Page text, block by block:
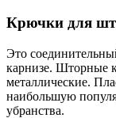
Крючки для
Это
карнизе. Шторные
металлические.
наибольшую
убранства.